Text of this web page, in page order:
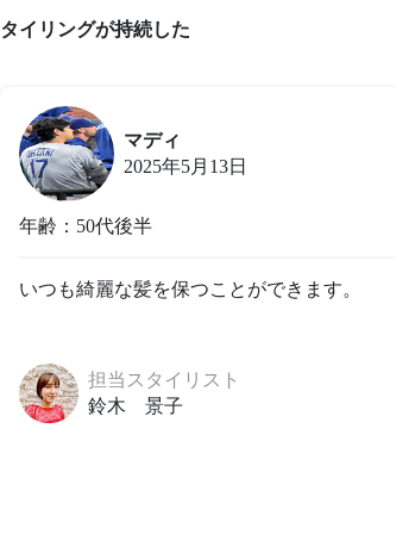
イリングが持続した
マディ
2025年5月13日
年齢：50代後半
いつも綺麗な髪を保つことができます。
担当スタイリスト
鈴木 景子